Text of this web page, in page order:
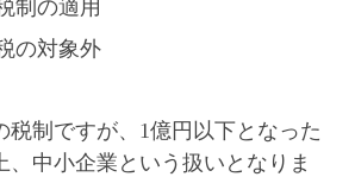
制の適用
の対象外
税制ですが、1億円以下となった
、中小企業という扱いとなりま